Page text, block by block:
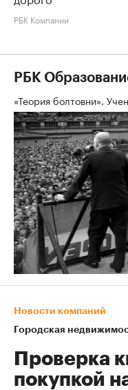
РБК Компании
РБК
«Теория болтовни».
Новости компаний
Городская
Проверка
покупкой